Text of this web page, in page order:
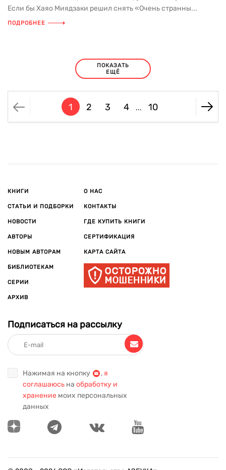
Если бы Хаяо Миядзаки решил снять «Очень странны...
ПОДРОБНЕЕ
ПОКАЗАТЬ
ЕЩЁ
1 2 3 4 ... 10
КНИГИ
СТАТЬИ И ПОДБОРКИ
НОВОСТИ
АВТОРЫ
НОВЫМ АВТОРАМ
БИБЛИОТЕКАМ
СЕРИИ
АРХИВ
О НАС
КОНТАКТЫ
ГДЕ КУПИТЬ КНИГИ
СЕРТИФИКАЦИЯ
КАРТА САЙТА
Подписаться на рассылку
Нажимая на кнопку , я
соглашаюсь на обработку и
хранение моих персональных
данных